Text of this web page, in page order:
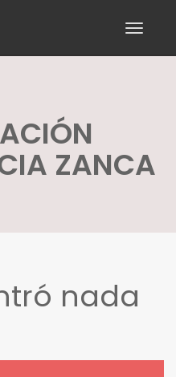
Toggle
ZANCA
nada